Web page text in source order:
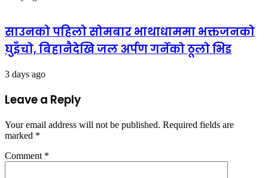
साउनको पहिलो सोमबार भाथाधाममा भक्तजनको
घुइँचो, बिहानैदेखि जल अर्पण गर्नेको ठूलो भिड
3 days ago
Leave a Reply
Your email address will not be published. Required fields are
marked *
Comment *